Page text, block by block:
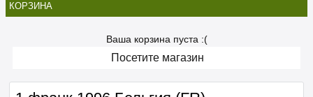
КОРЗИНА
Ваша корзина пуста :(
Посетите магазин